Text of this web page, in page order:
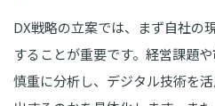
DX戦略の立案では、まず自社の
することが重要です。経営課題
慎重に分析し、デジタル技術を